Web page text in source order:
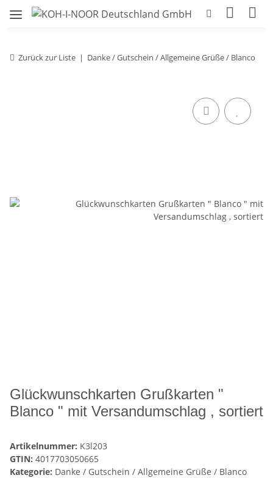
Zurück zur Liste Danke / Gutschein / Allgemeine Grüße / Blanco
Glückwunschkarten Grußkarten "
Blanco " mit Versandumschlag , sortiert
Artikelnummer: K3l203
GTIN: 4017703050665
Kategorie: Danke / Gutschein / Allgemeine Grüße / Blanco